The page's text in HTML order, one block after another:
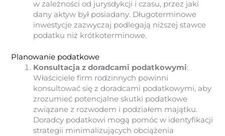
w zależności od jurysdykcji i czasu, przez jaki
dany aktyw był posiadany. Długoterminowe
inwestycje zazwyczaj podlegają niższej stawce
podatku niż krótkoterminowe.
Planowanie podatkowe
Konsultacja z doradcami podatkowymi:
Właściciele firm rodzinnych powinni
konsultować się z doradcami podatkowymi, aby
zrozumieć potencjalne skutki podatkowe
związane z rozwodem i podziałem majątku.
Doradcy podatkowi mogą pomóc w identyfikacji
strategii minimalizujących obciążenia